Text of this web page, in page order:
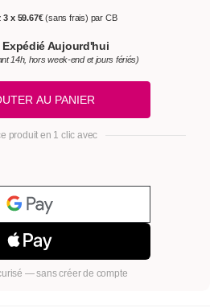
3 x 59.67€(sans frais) par CB
Expédié Aujourd'hui
14h, hors week-end et jours fériés)
AU PANIER
produit en 1 clic avec
— sans créer de compte